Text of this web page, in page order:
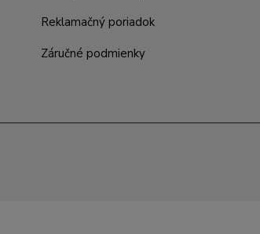
Reklamačný poriadok
Záručné podmienky